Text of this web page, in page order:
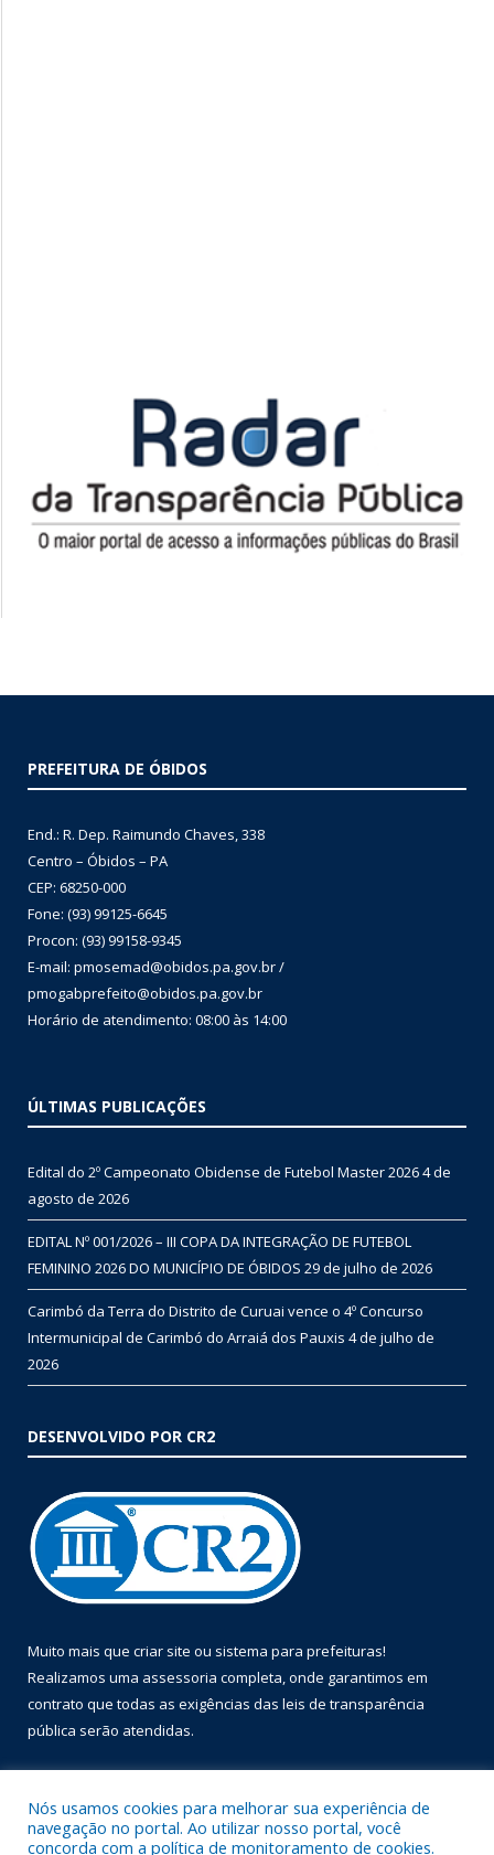
PREFEITURA DE ÓBIDOS
End.: R. Dep. Raimundo Chaves, 338
Centro – Óbidos – PA
CEP: 68250-000
Fone: (93) 99125-6645
Procon: (93) 99158-9345
E-mail: pmosemad@obidos.pa.gov.br /
pmogabprefeito@obidos.pa.gov.br
Horário de atendimento: 08:00 às 14:00
ÚLTIMAS PUBLICAÇÕES
Edital do 2º Campeonato Obidense de Futebol Master 20264 de
agosto de 2026
EDITAL Nº 001/2026 – III COPA DA INTEGRAÇÃO DE FUTEBOL
FEMININO 2026 DO MUNICÍPIO DE ÓBIDOS 29 de julho de 2026
Carimbó da Terra do Distrito de Curuai vence o 4º Concurso
Intermunicipal de Carimbó do Arraiá dos Pauxis 4 de julho de
2026
DESENVOLVIDO POR CR2
Muito mais que criar site ou sistema para prefeituras!
Realizamos uma assessoria completa, onde garantimos em
contrato que todas as exigências das leis de transparência
pública serão atendidas.
Nós usamos cookies para melhorar sua experiência de
navegação no portal. Ao utilizar nosso portal, você
concorda com a política de monitoramento de cookies.